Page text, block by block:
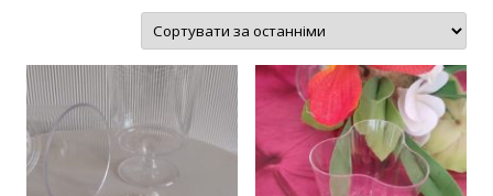
останнім